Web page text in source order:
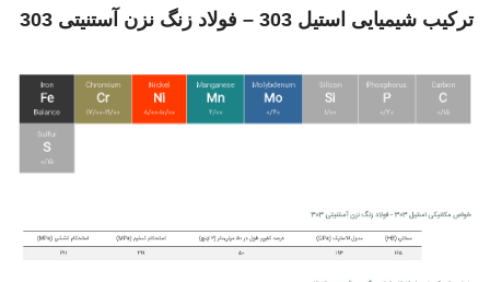
ترکیب شیمیایی استیل 303 – فولاد زنگ نزن آستنیتی 303